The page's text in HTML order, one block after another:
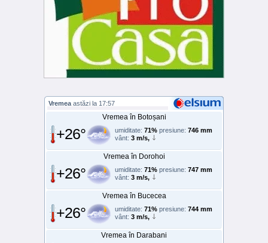
Vremea astăzi la 17:57
Vremea în Botoșani
+26° umiditate: 71% presiune: 746 mm
vânt: 3 m/s,
Vremea în Dorohoi
+26° umiditate: 71% presiune: 747 mm
vânt: 3 m/s,
Vremea în Bucecea
+26° umiditate: 71% presiune: 744 mm
vânt: 3 m/s,
Vremea în Darabani